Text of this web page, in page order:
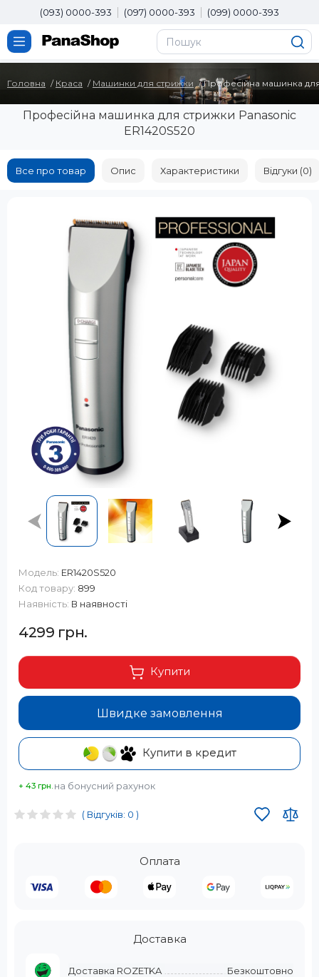
(093) 0000-393 (097) 0000-393 (099) 0000-393
Головна Краса Машинки для стрижки Професійна машинка для
Професійна машинка для стрижки Panasonic
ER1420S520
Все про товар Опис Характеристики Відгуки (0)
( Відгуків: 0 )
Оплата
Доставка
Доставка ROZETKA Безкоштовно
Модель: ER1420S520
Код товару: 899
Наявність: В наявності
4299 грн.
Швидке замовлення
Купити
Купити в кредит
+ 43 грн. на бонусний рахунок